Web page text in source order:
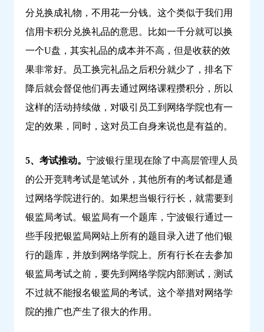
分兑换成礼物，不用花一分钱。这个类似于我们用
信用卡积分兑换礼品的意思。比如一千分就可以换
一个U盘，其实礼品的成本并不高，但是收获的效
果非常好。员工换完礼品之后积分就少了，排名下
降后就会督促他们再去通过网络课程攒积分，所以
这样的活动持续做，对吸引员工到网络学院也有一
定的效果，同时，这对员工自身来说也是有益的。
5、考试推动。 宁波银行里现在除了中高层管理人员
的公开竞聘考试是笔试外，其他所有的考试都是通
过网络学院进行的。如果想当银行行长，就需要到
银监局考试。银监局有一个题库，宁波银行通过一
些手段把银监局网站上所有的题目录入进了他们银
行的题库，并放到网络学院上。所有行长在去参加
银监局考试之前，要先到网络学院内部测试，测试
不过就不能报名银监局的考试。这个举措对网络学
院的推广也产生了很大的作用。